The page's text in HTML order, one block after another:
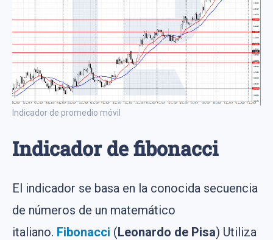
Indicador de promedio móvil
Indicador de fibonacci
El indicador se basa en la conocida secuencia
de números de un matemático
italiano. Fibonacci (Leonardo de Pisa) Utiliza